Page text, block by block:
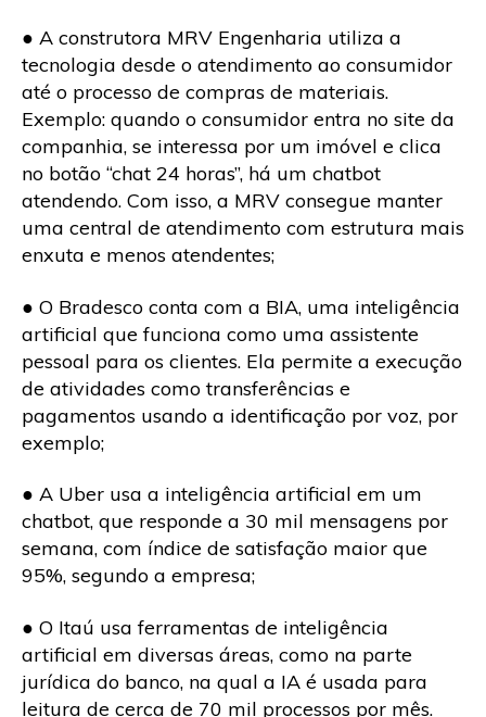
● A construtora MRV Engenharia utiliza a
tecnologia desde o atendimento ao consumidor
até o processo de compras de materiais.
Exemplo: quando o consumidor entra no site da
companhia, se interessa por um imóvel e clica
no botão “chat 24 horas”, há um chatbot
atendendo. Com isso, a MRV consegue manter
uma central de atendimento com estrutura mais
enxuta e menos atendentes;
● O Bradesco conta com a BIA, uma inteligência
artificial que funciona como uma assistente
pessoal para os clientes. Ela permite a execução
de atividades como transferências e
pagamentos usando a identificação por voz, por
exemplo;
● A Uber usa a inteligência artificial em um
chatbot, que responde a 30 mil mensagens por
semana, com índice de satisfação maior que
95%, segundo a empresa;
● O Itaú usa ferramentas de inteligência
artificial em diversas áreas, como na parte
jurídica do banco, na qual a IA é usada para
leitura de cerca de 70 mil processos por mês.